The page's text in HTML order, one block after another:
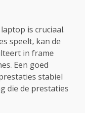
is cruciaal.
speelt, kan de
in frame
Een goed
stabiel
die de prestaties